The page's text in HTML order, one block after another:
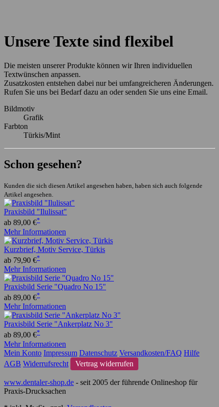
Unsere Texte sind flexibel
Die meisten unserer Produkte können wir Ihren individuellen
Textwünschen anpassen.
Zusatzkosten entstehen dabei nur bei umfangreicheren Änderungen.
Rufen Sie uns bei Bedarf dazu an oder senden Sie uns eine Email.
Bildmotiv
Grafik
Farbton
Türkis/Mint
Schon gesehen?
Kunden die sich diesen Artikel angesehen haben, haben sich auch folgende
Artikel angesehen.
Praxisbild "Ilulissat"
ab 89,00 €*
Mehr Informationen
Kurzbrief, Motiv Service, Türkis
ab 79,90 €*
Mehr Informationen
Praxisbild Serie "Quadro No 15"
ab 89,00 €*
Mehr Informationen
Praxisbild Serie "Ankerplatz No 3"
ab 89,00 €*
Mehr Informationen
Mein Konto Impressum Datenschutz Versandkosten/FAQ Hilfe
AGB Widerrufsrecht Vertrag widerrufen
www.dentaler-shop.de - seit 2005 der führende Onlineshop für
Praxis-Drucksachen